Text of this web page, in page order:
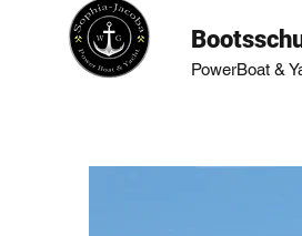
PowerBoat &